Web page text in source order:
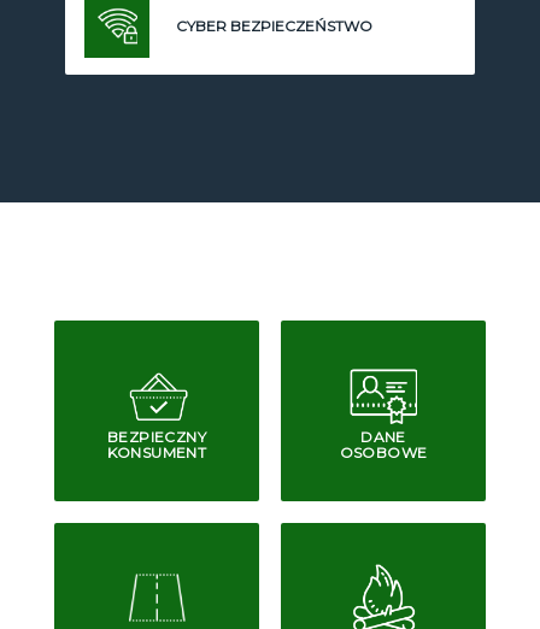
CYBER BEZPIECZEŃSTWO
BEZPIECZNY
KONSUMENT
DANE
OSOBOWE